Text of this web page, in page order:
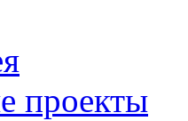
проекты